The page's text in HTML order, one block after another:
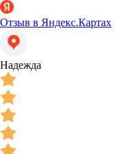
Отзыв в Яндекс.Картах
Надежда